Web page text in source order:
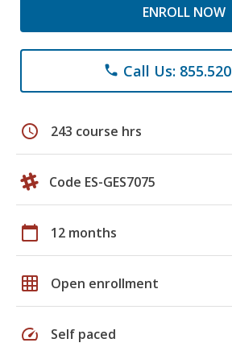
ENROLL NOW
phone Call Us:
schedule 243 course hrs
Code ES-GES7075
calendar_today 12 months
grid_on Open enrollment
speed Self paced